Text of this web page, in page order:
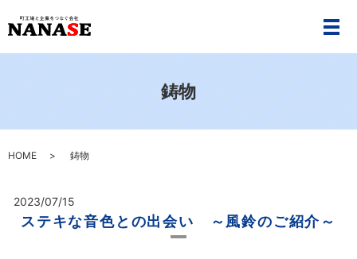
メ
鋳物
HOME 鋳物
2023/07/15
ステキな音色との出会い ～風鈴のご紹介～